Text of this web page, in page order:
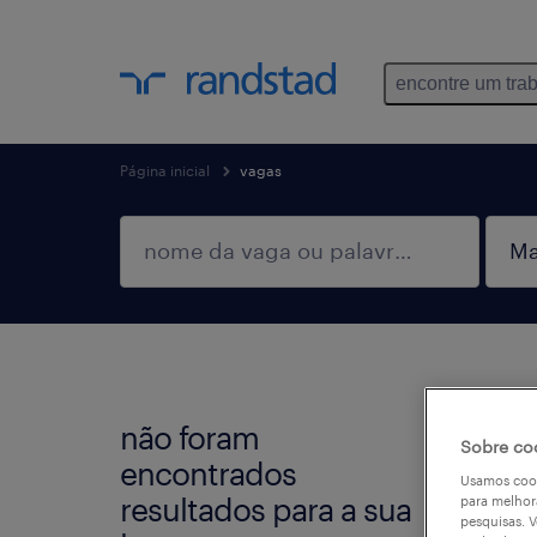
encontre um
Página inicial vagas
não foram
encontrados
resultados para a sua
Não
Sobre
Usamos
para
pesquisas.